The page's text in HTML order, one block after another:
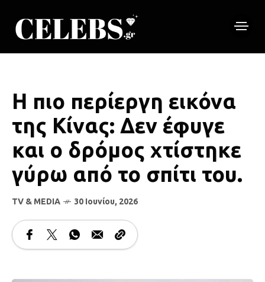
Η πιο περίεργη εικόνα
της Κίνας: Δεν έφυγε
και ο δρόμος χτίστηκε
γύρω από το σπίτι του.
TV & MEDIA 30 Ιουνίου, 2026